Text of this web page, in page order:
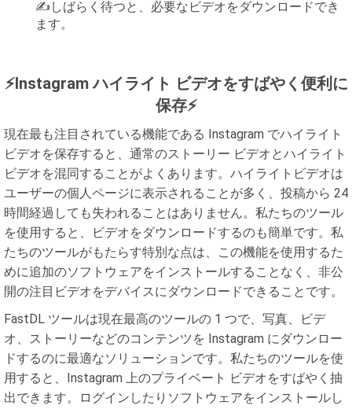
✍️しばらく待つと、必要なビデオをダウンロードでき
ます。
⚡Instagram ハイライト ビデオをすばやく便利に
保存⚡
現在最も注目されている機能である Instagram でハイライト
ビデオを保存すると、通常のストーリー ビデオとハイライト
ビデオを混同することがよくあります。ハイライトビデオは
ユーザーの個人ページに表示されることが多く、投稿から 24
時間経過しても失われることはありません。私たちのツール
を使用すると、ビデオをダウンロードするのも簡単です。私
たちのツールがもたらす特別な点は、この機能を使用するた
めに追加のソフトウェアをインストールすることなく、非公
開の注目ビデオをデバイスにダウンロードできることです。
FastDL ツールは現在最高のツールの 1 つで、写真、ビデ
オ、ストーリーなどのコンテンツを Instagram にダウンロー
ドするのに最適なソリューションです。私たちのツールを使
用すると、Instagram 上のプライベート ビデオをすばやく抽
出できます。ログインしたりソフトウェアをインストールし